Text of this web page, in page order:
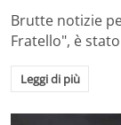
Brutte notizie
Fratello", è
Leggi di più